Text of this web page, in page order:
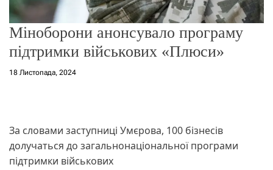
Міноборони анонсувало програму
підтримки військових «Плюси»
18 Листопада, 2024
За словами заступниці Умєрова, 100 бізнесів
долучаться до загальнонаціональної програми
підтримки військових